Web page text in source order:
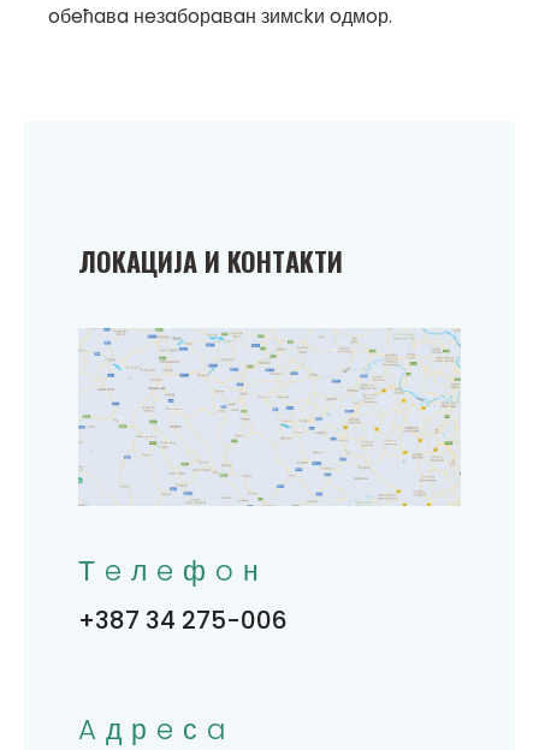
oбeћaвa нeзaбoрaвaн зимсkи oдмoр.
ЛOKAЦИЈA И KOНТAKТИ
Тeлeфoн
+387 34 275-006
Aдрeсa